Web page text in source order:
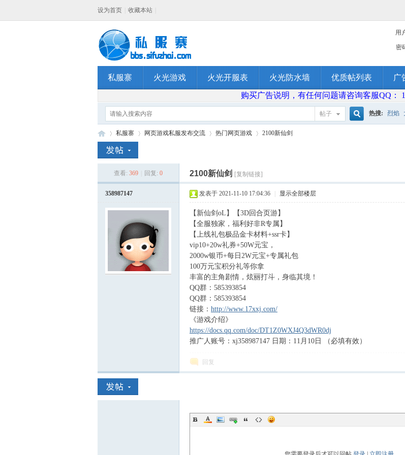
设为首页 收藏本站
用
密
私服寨 火光游戏 火光开服表 火光防水墙 优质帖列表 广
购买广告说明，有任何问题请咨询客服QQ：
帖子 热搜: 烈焰
寨
私服寨
›
网页游戏私服发布交流
›
热门网页游戏
›
2100新仙剑
查看: 369 回复: 0 2100新仙剑 [复制链接]
358987147 发表于 2021-11-10 17:04:36 显示全部楼层
【新仙剑oL】【3D回合页游】
【全服独家，福利好非R专属】
【上线礼包极品金卡材料+ssr卡】
vip10+20w礼券+50W元宝，
2000w银币+每日2W元宝+专属礼包
100万元宝积分礼等你拿
丰富的主角剧情，炫丽打斗，身临其境！
QQ群：585393854
QQ群：585393854
链接： http://www.17xxj.com/
《游戏介绍》
https://docs.qq.com/doc/DT1Z0WXJ4Q3dWR0dj
推广人账号：xj358987147 日期：11月10日 （必填有效）
回复